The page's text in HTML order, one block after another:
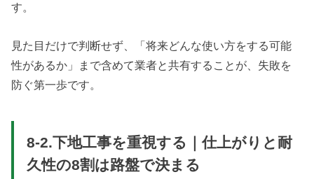
す。
見た目だけで判断せず、「将来どんな使い方をする可能
性があるか」まで含めて業者と共有することが、失敗を
防ぐ第一歩です。
8-2.下地工事を重視する｜仕上がりと耐
久性の8割は路盤で決まる